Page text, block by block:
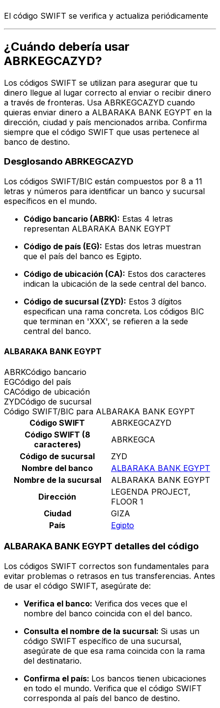
El código SWIFT se verifica y actualiza periódicamente
¿Cuándo debería usar
ABRKEGCAZYD?
Los códigos SWIFT se utilizan para asegurar que tu
dinero llegue al lugar correcto al enviar o recibir dinero
a través de fronteras. Usa ABRKEGCAZYD cuando
quieras enviar dinero a ALBARAKA BANK EGYPT en la
dirección, ciudad y país mencionados arriba. Confirma
siempre que el código SWIFT que usas pertenece al
banco de destino.
Desglosando ABRKEGCAZYD
Los códigos SWIFT/BIC están compuestos por 8 a 11
letras y números para identificar un banco y sucursal
específicos en el mundo.
Código bancario (ABRK): Estas 4 letras
representan ALBARAKA BANK EGYPT
Código de país (EG): Estas dos letras muestran
que el país del banco es Egipto.
Código de ubicación (CA): Estos dos caracteres
indican la ubicación de la sede central del banco.
Código de sucursal (ZYD): Estos 3 dígitos
especifican una rama concreta. Los códigos BIC
que terminan en 'XXX', se refieren a la sede
central del banco.
ALBARAKA BANK EGYPT
ABRKCódigo bancario
EGCódigo del país
CACódigo de ubicación
ZYDCódigo de sucursal
Código SWIFT/BIC para ALBARAKA BANK EGYPT
Código SWIFT
ABRKEGCAZYD
Código SWIFT (8
caracteres)
ABRKEGCA
Código de sucursal
ZYD
Nombre del banco
ALBARAKA BANK EGYPT
Nombre de la sucursal
ALBARAKA BANK EGYPT
Dirección
LEGENDA PROJECT,
FLOOR 1
Ciudad
GIZA
País
Egipto
ALBARAKA BANK EGYPT detalles del código
Los códigos SWIFT correctos son fundamentales para
evitar problemas o retrasos en tus transferencias. Antes
de usar el código SWIFT, asegúrate de:
Verifica el banco: Verifica dos veces que el
nombre del banco coincida con el del banco.
Consulta el nombre de la sucursal: Si usas un
código SWIFT específico de una sucursal,
asegúrate de que esa rama coincida con la rama
del destinatario.
Confirma el país: Los bancos tienen ubicaciones
en todo el mundo. Verifica que el código SWIFT
corresponda al país del banco de destino.